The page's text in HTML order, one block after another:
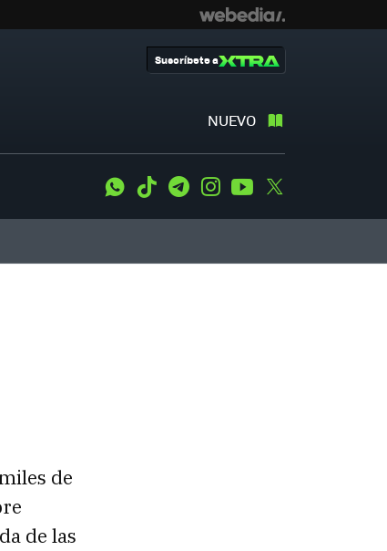
NUEVO
Suscríbete a
WhatsApp
Tiktok TelegramInstagramYoutube
de
de las